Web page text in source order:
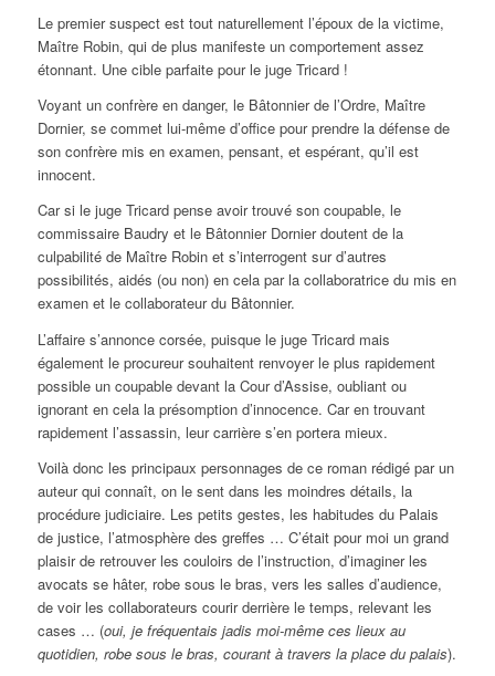
Le premier suspect est tout naturellement l’époux de la victime,
Maître Robin, qui de plus manifeste un comportement assez
étonnant. Une cible parfaite pour le juge Tricard !
Voyant un confrère en danger, le Bâtonnier de l’Ordre, Maître
Dornier, se commet lui-même d’office pour prendre la défense de
son confrère mis en examen, pensant, et espérant, qu’il est
innocent.
Car si le juge Tricard pense avoir trouvé son coupable, le
commissaire Baudry et le Bâtonnier Dornier doutent de la
culpabilité de Maître Robin et s’interrogent sur d’autres
possibilités, aidés (ou non) en cela par la collaboratrice du mis en
examen et le collaborateur du Bâtonnier.
L’affaire s’annonce corsée, puisque le juge Tricard mais
également le procureur souhaitent renvoyer le plus rapidement
possible un coupable devant la Cour d’Assise, oubliant ou
ignorant en cela la présomption d’innocence. Car en trouvant
rapidement l’assassin, leur carrière s’en portera mieux.
Voilà donc les principaux personnages de ce roman rédigé par un
auteur qui connaît, on le sent dans les moindres détails, la
procédure judiciaire. Les petits gestes, les habitudes du Palais
de justice, l’atmosphère des greffes … C’était pour moi un grand
plaisir de retrouver les couloirs de l’instruction, d’imaginer les
avocats se hâter, robe sous le bras, vers les salles d’audience,
de voir les collaborateurs courir derrière le temps, relevant les
cases … (oui, je fréquentais jadis moi-même ces lieux au
quotidien, robe sous le bras, courant à travers la place du palais).